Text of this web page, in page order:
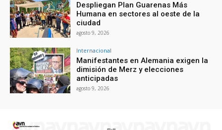
Despliegan Plan Guarenas Más
Humana en sectores al oeste de la
ciudad
agosto 9, 2026
Internacional
Manifestantes en Alemania exigen la
dimisión de Merz y elecciones
anticipadas
agosto 9, 2026